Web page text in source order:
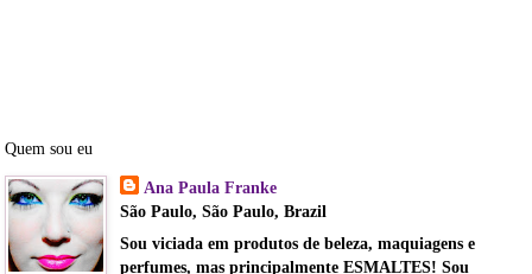
Quem sou eu
Ana Paula Franke
São Paulo, São Paulo, Brazil
Sou viciada em produtos de beleza, maquiagens e
perfumes, mas principalmente ESMALTES! Sou